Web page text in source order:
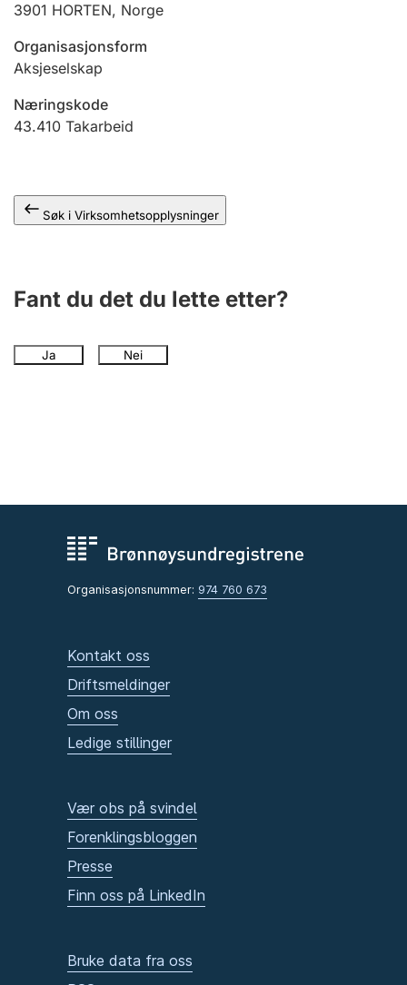
Ektepaktveileder
Offentlig sektor
3901 HORTEN, Norge
Organisasjonsform
Aksjeselskap
Næringskode
43.410 Takarbeid
Søk i Virksomhetsopplysninger
Fant du det du lette etter?
Ja Nei
Organisasjonsnummer: 974 760 673
Kontakt oss
Driftsmeldinger
Om oss
Ledige stillinger
Vær obs på svindel
Forenklingsbloggen
Presse
Finn oss på LinkedIn
Bruke data fra oss